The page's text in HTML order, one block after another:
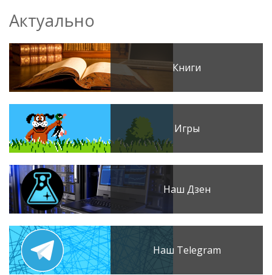
Актуально
Книги
Игры
Наш Дзен
Наш Telegram